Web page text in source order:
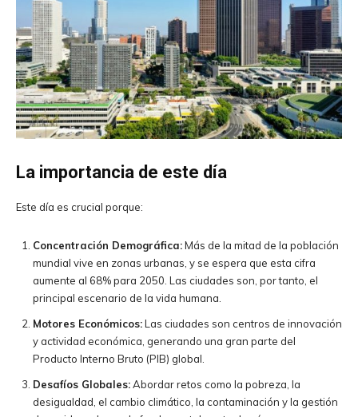
La importancia de este día
Este día es crucial porque:
Concentración Demográfica:Más de la mitad de la población
mundial vive en zonas urbanas, y se espera que esta cifra
aumente al 68% para 2050. Las ciudades son, por tanto, el
principal escenario de la vida humana.
Motores Económicos:Las ciudades son centros de innovación
y actividad económica, generando una gran parte del
Producto Interno Bruto (PIB) global.
Desafíos Globales:Abordar retos como la pobreza, la
desigualdad, el cambio climático, la contaminación y la gestión